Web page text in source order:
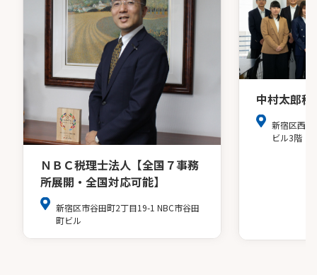
ＮＢＣ税理士法人【全国７事務
所展開・全国対応可能】
新宿区市谷田町2丁目19-1 NBC市谷田
町ビル
中村太郎
新宿区西
ビル3階